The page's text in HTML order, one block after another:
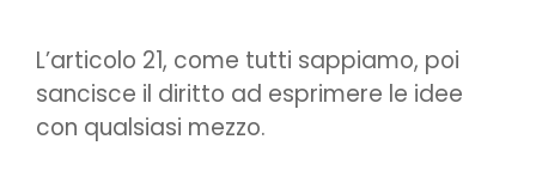
L’articolo 21, come tutti sappiamo, poi
sancisce il diritto ad esprimere le idee
con qualsiasi mezzo.